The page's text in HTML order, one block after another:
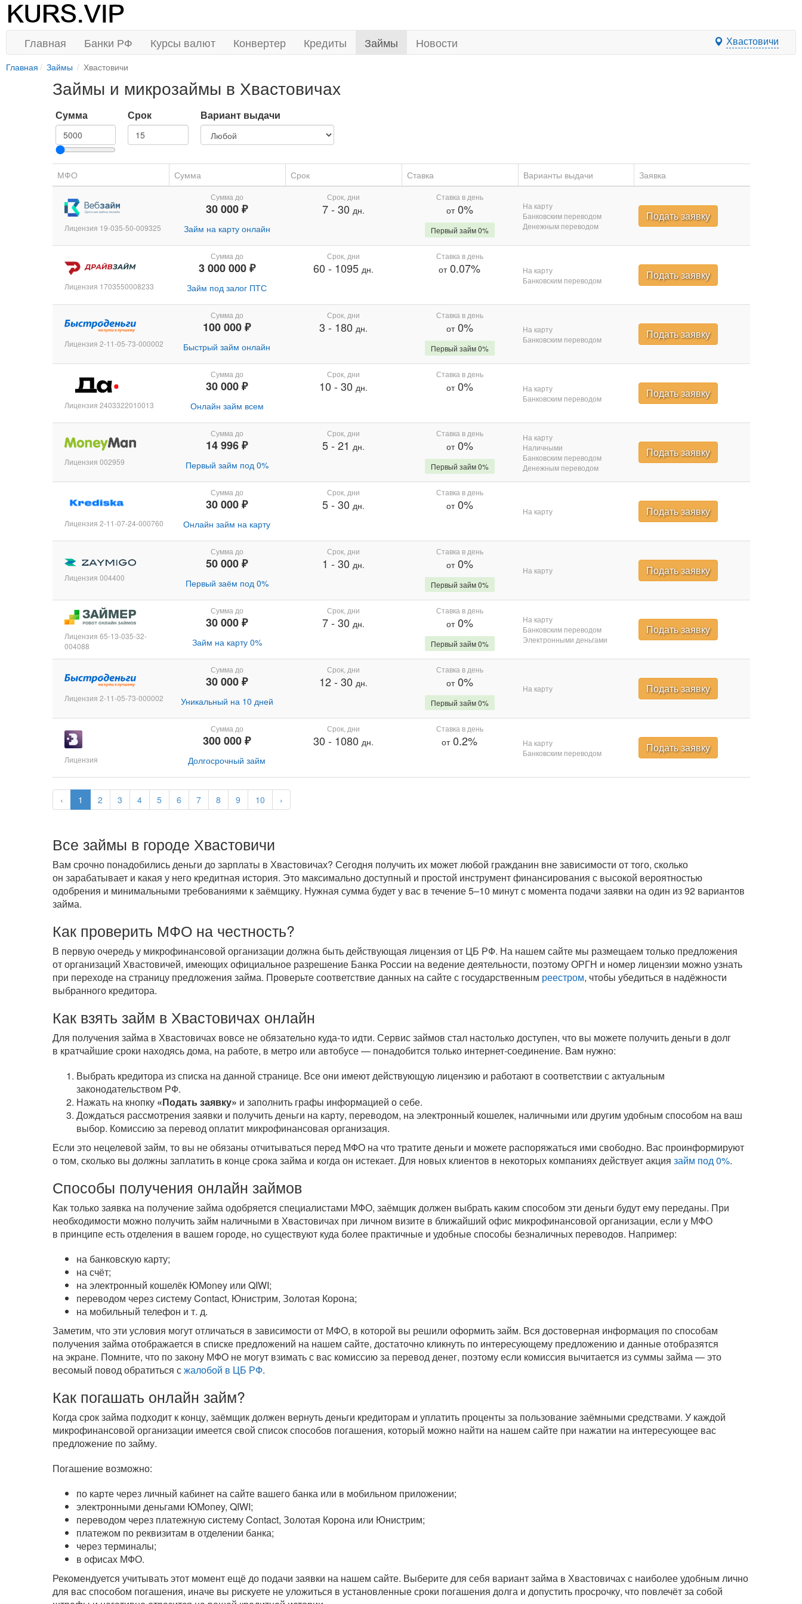
Главная Банки РФ Курсы валют Конвертер Кредиты Займы Новости Хвастовичи
Главная Займы Хвастовичи
Займы и микрозаймы в Хвастовичах
Сумма Срок Вариант выдачи
МФО Сумма Срок Ставка Варианты выдачи Заявка
‹ 1 2 3 4 5 6 7 8 9 10 ›
Лицензия 19-035-50-009325
Сумма до
30 000 ₽
Займ на карту онлайн
Срок, дни
7- 30 дн.
Ставка в день
от0%
Первый займ 0%
На карту
Банковским переводом
Денежным переводом
Подать заявку
Лицензия 1703550008233
Сумма до
3 000 000 ₽
Займ под залог ПТС
Срок, дни
60 - 1095 дн.
Ставка в день
от0.07%
На карту
Банковским переводом
Подать заявку
Лицензия 2-11-05-73-000002
Сумма до
100 000 ₽
Быстрый займ онлайн
Срок, дни
3 - 180 дн.
Ставка в день
от0%
Первый займ 0%
На карту
Банковским переводом
Подать заявку
Лицензия 2403322010013
Сумма до
30 000 ₽
Онлайн займ всем
Срок, дни
10 - 30 дн.
Ставка в день
от0%
На карту
Банковским переводом
Подать заявку
Лицензия 002959
Сумма до
14 996 ₽
Первый займ под 0%
Срок, дни
5- 21 дн.
Ставка в день
от0%
Первый займ 0%
На карту
Наличными
Банковским переводом
Денежным переводом
Подать заявку
Лицензия 2-11-07-24-000760
Сумма до
30 000 ₽
Онлайн займ на карту
Срок, дни
5- 30 дн.
Ставка в день
от0% На карту Подать заявку
Лицензия 004400
Сумма до
50 000 ₽
Первый заём под 0%
Срок, дни
1 - 30 дн.
Ставка в день
от0%
Первый займ 0%
На карту Подать заявку
Лицензия 65-13-035-32-
004088
Сумма до
30 000 ₽
Займ на карту 0%
Срок, дни
7- 30 дн.
Ставка в день
от0%
Первый займ 0%
На карту
Банковским переводом
Электронными деньгами
Подать заявку
Лицензия 2-11-05-73-000002
Сумма до
30 000 ₽
Уникальный на 10 дней
Срок, дни
12- 30 дн.
Ставка в день
от0%
Первый займ 0%
На карту Подать заявку
Лицензия
Сумма до
300 000 ₽
Долгосрочный займ
Срок, дни
30 - 1080 дн.
Ставка в день
от0.2%
На карту
Банковским переводом
Подать заявку
Все займы в городе Хвастовичи
Вам срочно понадобились деньги до зарплаты в Хвастовичах? Сегодня получить их может любой гражданин вне зависимости от того, сколько
он зарабатывает и какая у него кредитная история. Это максимально доступный и простой инструмент финансирования с высокой вероятностью
одобрения и минимальными требованиями к заёмщику. Нужная сумма будет у вас в течение 5–10 минут с момента подачи заявки на один из 92 вариантов
займа.
Как проверить МФО на честность?
В первую очередь у микрофинансовой организации должна быть действующая лицензия от ЦБ РФ. На нашем сайте мы размещаем только предложения
от организаций Хвастовичей, имеющих официальное разрешение Банка России на ведение деятельности, поэтому ОРГН и номер лицензии можно узнать
при переходе на страницу предложения займа. Проверьте соответствие данных на сайте с государственным реестром, чтобы убедиться в надёжности
выбранного кредитора.
Как взять займ в Хвастовичах онлайн
Для получения займа в Хвастовичах вовсе не обязательно куда-тоидти. Сервис займов стал настолько доступен, что вы можете получить деньги в долг
в кратчайшие сроки находясь дома, на работе, в метро или автобусе — понадобится только интернет-соединение. Вам нужно:
Выбрать кредитора из списка на данной странице. Все они имеют действующую лицензию и работают в соответствии с актуальным
законодательством РФ.
Нажать на кнопку «Подать заявку» и заполнить графы информацией о себе.
Дождаться рассмотрения заявки и получить деньги на карту, переводом, на электронный кошелек, наличными или другим удобным способом на ваш
выбор. Комиссию за перевод оплатит микрофинансовая организация.
Если это нецелевой займ, то вы не обязаны отчитываться перед МФО на что тратите деньги и можете распоряжаться ими свободно. Вас проинформируют
о том, сколько вы должны заплатить в конце срока займа и когда он истекает. Для новых клиентов в некоторых компаниях действует акция займ под 0%.
Способы получения онлайн займов
Как только заявка на получение займа одобряется специалистами МФО, заёмщик должен выбрать каким способом эти деньги будут ему переданы. При
необходимости можно получить займ наличными в Хвастовичах при личном визите в ближайший офис микрофинансовой организации, если у МФО
в принципе есть отделения в вашем городе, но существуют куда более практичные и удобные способы безналичных переводов. Например:
на банковскую карту;
на счёт;
на электронный кошелёк ЮMoney или QIWI;
переводом через систему Contact, Юнистрим, Золотая Корона;
на мобильный телефон и т. д.
Заметим, что эти условия могут отличаться в зависимости от МФО, в которой вы решили оформить займ. Вся достоверная информация по способам
получения займа отображается в списке предложений на нашем сайте, достаточно кликнуть по интересующему предложению и данные отобразятся
на экране. Помните, что по закону МФО не могут взимать с вас комиссию за перевод денег, поэтому если комиссия вычитается из суммы займа — это
весомый повод обратиться сжалобой в ЦБ РФ.
Как погашать онлайн займ?
Когда срок займа подходит к концу, заёмщик должен вернуть деньги кредиторам и уплатить проценты за пользование заёмными средствами. У каждой
микрофинансовой организации имеется свой список способов погашения, который можно найти на нашем сайте при нажатии на интересующее вас
предложение по займу.
Погашение возможно:
по карте через личный кабинет на сайте вашего банка или в мобильном приложении;
электронными деньгами ЮMoney, QIWI;
переводом через платежную систему Contact, Золотая Корона или Юнистрим;
платежом по реквизитам в отделении банка;
через терминалы;
в офисах МФО.
Рекомендуется учитывать этот момент ещё до подачи заявки на нашем сайте. Выберите для себя вариант займа в Хвастовичах с наиболее удобным лично
для вас способом погашения, иначе вы рискуете не уложиться в установленные сроки погашения долга и допустить просрочку, что повлечёт за собой